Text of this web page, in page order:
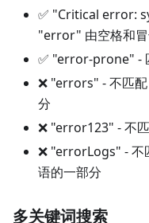
✅ "Critical error:
"error" 由空格和
✅ "error-prone" -
❌ "errors" - 不匹
分
❌ "error123" - 不
❌ "errorLogs" -
语的一部分
多关键词搜索